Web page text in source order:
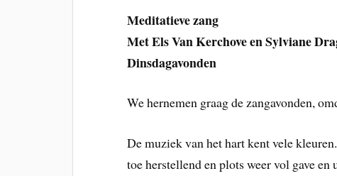
Meditatieve zang
Met Els Van Kerchove en Sylviane
Dinsdagavonden
We hernemen graag de zangavonden,
De muziek van het hart kent vele
toe herstellend en plots weer vol gave